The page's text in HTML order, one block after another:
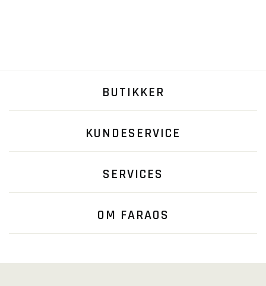
BUTIKKER
KUNDESERVICE
SERVICES
OM FARAOS